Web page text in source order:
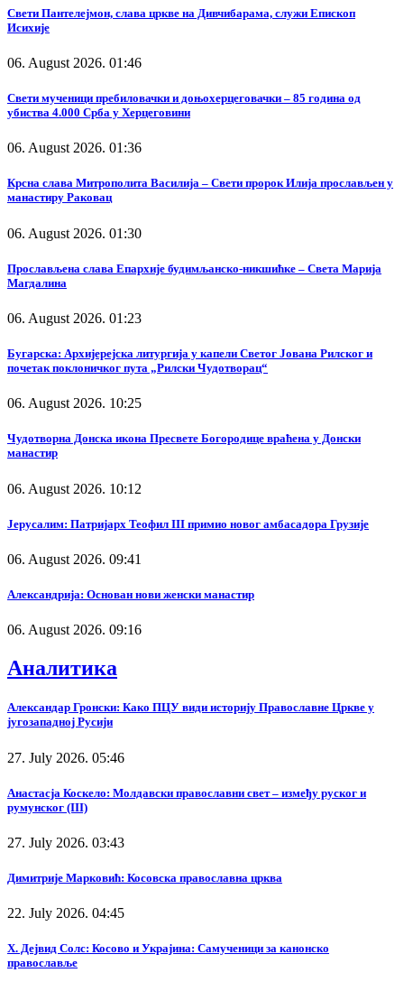
Свети Пантелејмон, слава цркве на Дивчибарама, служи Епископ
Исихије
06. August 2026. 01:46
Свети мученици пребиловачки и доњохерцеговачки – 85 година од
убиства 4.000 Срба у Херцеговини
06. August 2026. 01:36
Крсна слава Митрополита Василија – Свети пророк Илија прослављен у
манастиру Раковац
06. August 2026. 01:30
Прослављена слава Епархије будимљанско-никшићке – Света Марија
Магдалина
06. August 2026. 01:23
Бугарска: Архијерејска литургија у капели Светог Јована Рилског и
почетак поклоничког пута „Рилски Чудотворац“
06. August 2026. 10:25
Чудотворна Донска икона Пресвете Богородице враћена у Донски
манастир
06. August 2026. 10:12
Јерусалим: Патријарх Теофил III примио новог амбасадора Грузије
06. August 2026. 09:41
Александрија: Основан нови женски манастир
06. August 2026. 09:16
Аналитика
Александар Гронски: Како ПЦУ види историју Православне Цркве у
југозападној Русији
27. July 2026. 05:46
Анастасја Коскело: Молдавски православни свет – између руског и
румунског (III)
27. July 2026. 03:43
Димитрије Марковић: Косовска православна црква
22. July 2026. 04:45
Х. Дејвид Солс: Косово и Украјина: Самученици за канонско
православље